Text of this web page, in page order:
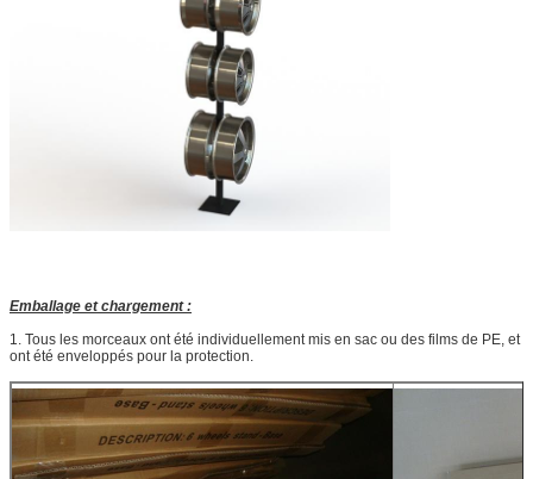
Emballage et chargement :
1. Tous les morceaux ont été individuellement mis en sac ou des films de PE, et
ont été enveloppés pour la protection.